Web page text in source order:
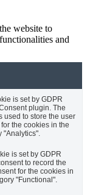
website to
and
is set by GDPR
plugin. The
used to store the user
the cookies in the
"Analytics".
is set by GDPR
to record the
for the cookies in
"Functional".